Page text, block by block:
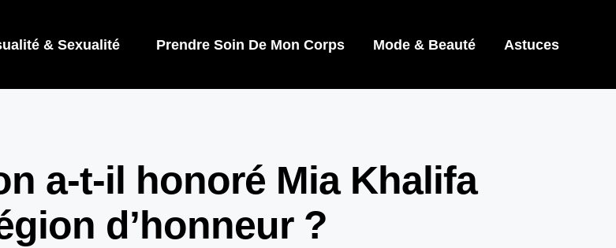
& Sexualité Prendre Soin De Mon Corps Mode & Beauté Astuces
a-t-il honoré Mia Khalifa
d’honneur ?